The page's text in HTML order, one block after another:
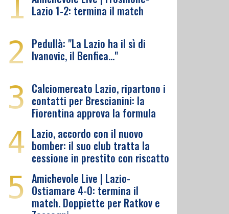
1 Lazio 1-2: termina il match
2 Pedullà: "La Lazio ha il sì di
Ivanovic, il Benfica…"
3 Calciomercato Lazio, ripartono i
contatti per Brescianini: la
Fiorentina approva la formula
4 Lazio, accordo con il nuovo
bomber: il suo club tratta la
cessione in prestito con riscatto
5 Amichevole Live | Lazio-
Ostiamare 4-0: termina il
match. Doppiette per Ratkov e